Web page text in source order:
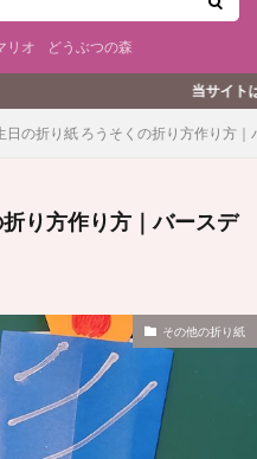
リオ どうぶつの森
当サイトはプロモーションを含みます
日の折り紙 ろうそくの折り方作り方
り方作り方｜バースデ
その他の折り紙